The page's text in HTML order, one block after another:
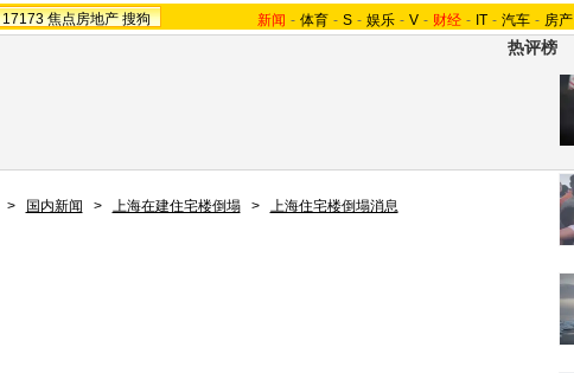
17173 焦点房地产 搜狗 新闻 - 体育 - S - 娱乐 - V - 财经 - IT - 汽车 - 房产
热评榜
> 国内新闻 > 上海在建住宅楼倒塌 > 上海住宅楼倒塌消息